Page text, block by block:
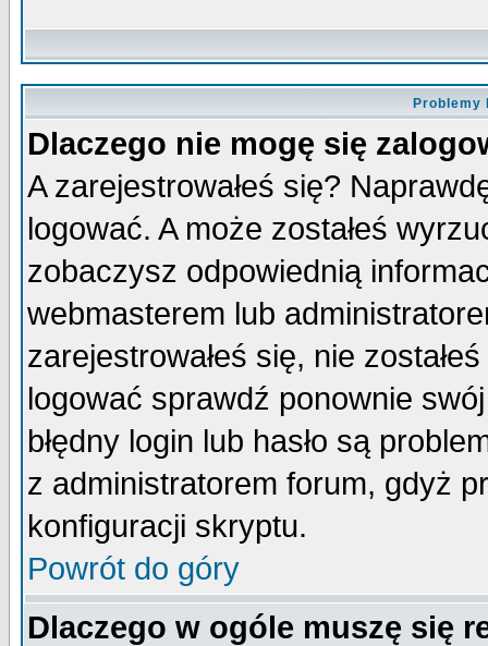
Problemy
Dlaczego nie mogę się
A zarejestrowałeś się?
logować. A może zostałeś
zobaczysz odpowiednią
webmasterem lub
zarejestrowałeś się, nie
logować sprawdź ponownie
błędny login lub hasło są
z administratorem forum, gdyż
konfiguracji skryptu.
Powrót do góry
Dlaczego w ogóle muszę się